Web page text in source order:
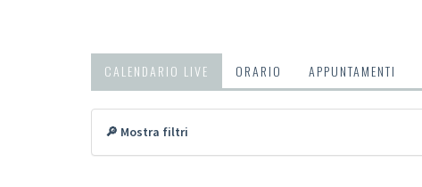
CALENDARIO LIVE ORARIO APPUNTAMENTI
🔎 Mostra filtri